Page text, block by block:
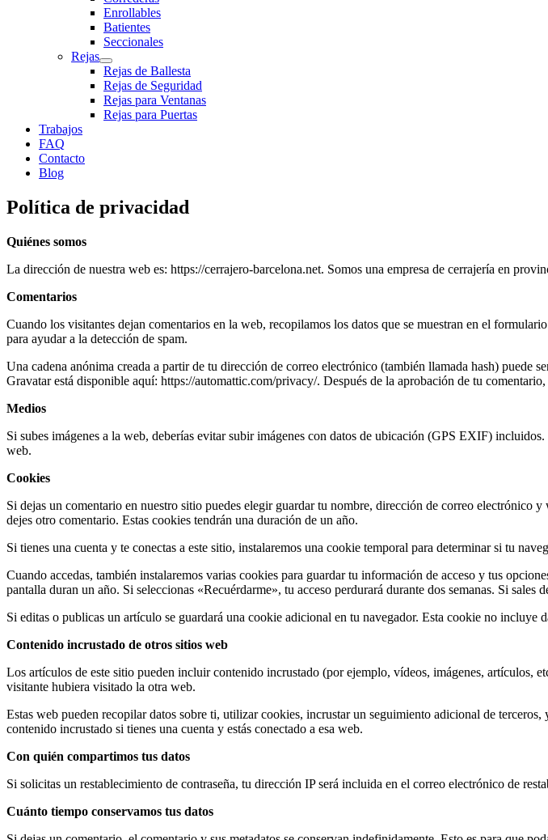
Enrollables
Batientes
Seccionales
Rejas
Rejas de Ballesta
Rejas de Seguridad
Rejas para Ventanas
Rejas para Puertas
Trabajos
FAQ
Contacto
Blog
Política de privacidad
Quiénes somos
La dirección de nuestra web es: https://cerrajero-barcelona.net. Somos una empresa de cerrajería en
Comentarios
Cuando los visitantes dejan comentarios en la web, recopilamos los datos que se muestran en el
para ayudar a la detección de spam.
Una cadena anónima creada a partir de tu dirección de correo electrónico (también llamada hash)
Gravatar está disponible aquí: https://automattic.com/privacy/. Después de la aprobación de tu
Medios
Si subes imágenes a la web, deberías evitar subir imágenes con datos de ubicación (GPS EXIF)
web.
Cookies
Si dejas un comentario en nuestro sitio puedes elegir guardar tu nombre, dirección de correo electrónico
dejes otro comentario. Estas cookies tendrán una duración de un año.
Si tienes una cuenta y te conectas a este sitio, instalaremos una cookie temporal para determinar si tu
Cuando accedas, también instalaremos varias cookies para guardar tu información de acceso y tus
pantalla duran un año. Si seleccionas «Recuérdarme», tu acceso perdurará durante dos semanas. Si sales
Si editas o publicas un artículo se guardará una cookie adicional en tu navegador. Esta cookie no
Contenido incrustado de otros sitios web
Los artículos de este sitio pueden incluir contenido incrustado (por ejemplo, vídeos, imágenes, artículos,
visitante hubiera visitado la otra web.
Estas web pueden recopilar datos sobre ti, utilizar cookies, incrustar un seguimiento adicional de
contenido incrustado si tienes una cuenta y estás conectado a esa web.
Con quién compartimos tus datos
Si solicitas un restablecimiento de contraseña, tu dirección IP será incluida en el correo electrónico de
Cuánto tiempo conservamos tus datos